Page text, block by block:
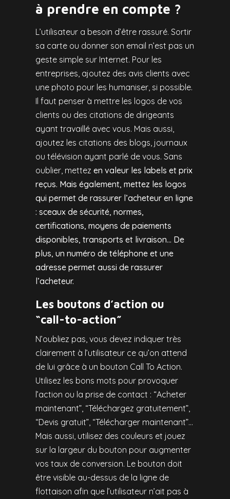
à prendre en compte ?
L’utilisateur a besoin d’être rassuré. Sortir
sa carte ou donner son email n’est pas un
geste simple sur Internet. Pour les
entreprises, ajoutez des avis clients avec
une photo pour les humaniser, si possible.
Il faut penser à mettreles logos de vos
clients ou des citations de dirigeants
ayant travaillé avec vous. Mais aussi,
ajoutez les citations des blogs, journaux
ou télévision ayant parlé de vous. Sans
oublier, mettez en valeur les labels et prix
reçus. Mais également, mettez les logos
qui permet de rassurer l’acheteur en ligne
: sceaux de sécurité, normes,
certifications, moyens de paiements
disponibles, transports et livraison… De
plus, un numéro de téléphone et une
adresse permet aussi de rassurer
l’acheteur.
Les boutons d’action ou
“call-to-action”
N’oubliez pas, vous devez indiquer très
clairement à l’utilisateur ce qu’on attend
de lui grâce à un bouton Call To Action.
Utilisez les bons mots pour provoquer
l’action ou la prise de contact : “Acheter
maintenant”, “Téléchargez gratuitement”,
“Devis gratuit”, “Télécharger maintenant”…
Mais aussi, utilisez des couleurs et jouez
sur la largeur du bouton pour augmenter
vos taux de conversion. Le bouton doit
être visible au-dessus de la ligne de
flottaison afin que l’utilisateur n’ait pas à